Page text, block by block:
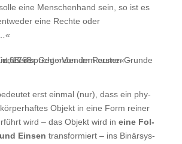
eine Men­schen­hand sein, so ist es
eine Rech­te oder
erst ein­mal (nur), dass ein phy­
Objekt in eine Form rei­ner
wird – das Objekt wird in eine Fol­
Ein­sen trans­for­miert – ins Binär­sys­